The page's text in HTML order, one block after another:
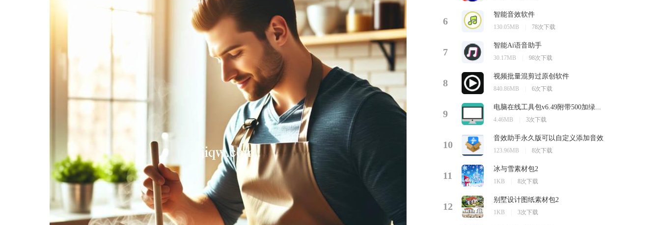
6
智能音效软件
130.05MB 78次下载
7
智能Ai语音助手
30.17MB 98次下载
8
视频批量混剪过原创软件
840.86MB 6次下载
9
电脑在线工具包v6.49附带500加绿...
4.46MB 3次下载
10
音效助手永久版可以自定义添加音效
123.96MB 8次下载
11
冰与雪素材包2
1KB 8次下载
12
别墅设计图纸素材包2
1KB 3次下载